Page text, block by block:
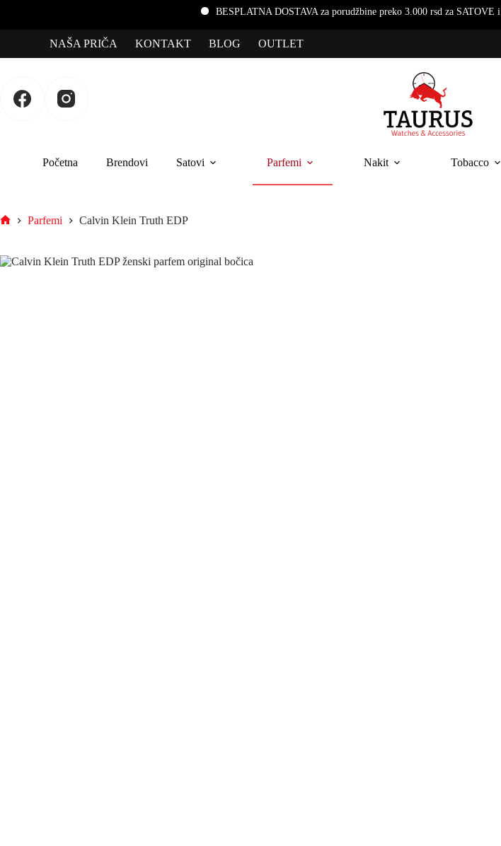
BESPLATNA DOSTAVA za porudžbine preko 3.000 rsd za SATOVE i NAKIT
NAŠA PRIČA KONTAKT BLOG OUTLET
Početna Brendovi Satovi Parfemi Nakit Tobacco
Parfemi Calvin Klein Truth EDP